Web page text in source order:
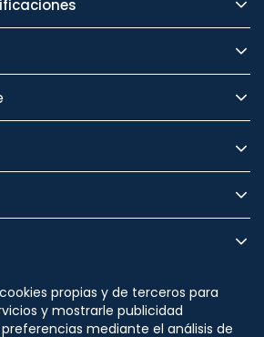
propias y de terceros para
y mostrarle publicidad
mediante el análisis de